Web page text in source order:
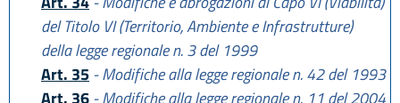
del Titolo VI (Territorio, Ambiente e Infrastrutture)
della legge regionale n. 3 del 1999
Art. 35 - Modifiche alla legge regionale n. 42 del 1993
Art. 36 - Modifiche alla legge regionale n. 11 del 2004